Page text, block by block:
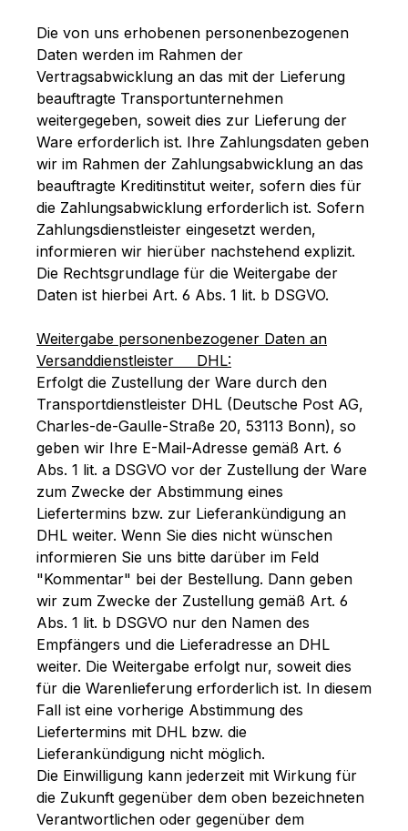
Die von uns erhobenen personenbezogenen
Daten werden im Rahmen der
Vertragsabwicklung an das mit der Lieferung
beauftragte Transportunternehmen
weitergegeben, soweit dies zur Lieferung der
Ware erforderlich ist. Ihre Zahlungsdaten geben
wir im Rahmen der Zahlungsabwicklung an das
beauftragte Kreditinstitut weiter, sofern dies für
die Zahlungsabwicklung erforderlich ist. Sofern
Zahlungsdienstleister eingesetzt werden,
informieren wir hierüber nachstehend explizit.
Die Rechtsgrundlage für die Weitergabe der
Daten ist hierbei Art. 6 Abs. 1 lit. b DSGVO.
Weitergabe personenbezogener Daten an
Versanddienstleister DHL:
Erfolgt die Zustellung der Ware durch den
Transportdienstleister DHL (Deutsche Post AG,
Charles-de-Gaulle-Straße 20, 53113 Bonn), so
geben wir Ihre E-Mail-Adresse gemäß Art. 6
Abs. 1 lit. a DSGVO vor der Zustellung der Ware
zum Zwecke der Abstimmung eines
Liefertermins bzw. zur Lieferankündigung an
DHL weiter. Wenn Sie dies nicht wünschen
informieren Sie uns bitte darüber im Feld
"Kommentar" bei der Bestellung. Dann geben
wir zum Zwecke der Zustellung gemäß Art. 6
Abs. 1 lit. b DSGVO nur den Namen des
Empfängers und die Lieferadresse an DHL
weiter. Die Weitergabe erfolgt nur, soweit dies
für die Warenlieferung erforderlich ist. In diesem
Fall ist eine vorherige Abstimmung des
Liefertermins mit DHL bzw. die
Lieferankündigung nicht möglich.
Die Einwilligung kann jederzeit mit Wirkung für
die Zukunft gegenüber dem oben bezeichneten
Verantwortlichen oder gegenüber dem